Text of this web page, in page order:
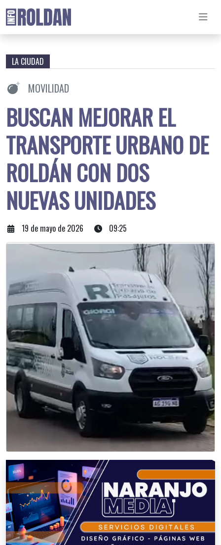
LA CIUDAD
MOVILIDAD
BUSCAN MEJORAR EL
TRANSPORTE URBANO DE
ROLDÁN CON DOS
NUEVAS UNIDADES
19 de mayo de 2026 09:25